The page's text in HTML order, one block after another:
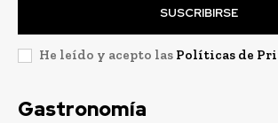
SUSCRIBIRSE
He leído y acepto las Políticas de
Gastronomía